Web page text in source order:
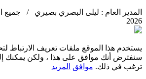
المدير العام : ليلى البصري بصيري /
2026
يستخدم هذا الموقع ملفات تعريف الارتباط
سنفترض أنك موافق على هذا ، ولكن يمكنك
ترغب في ذلك. موافق المزيد